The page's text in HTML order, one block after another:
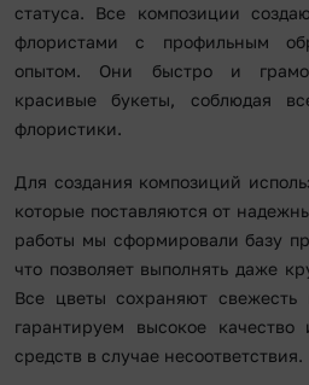
статуса. Все композиции
флористами с профильным
опытом. Они быстро и
красивые букеты, соблюдая
флористики.
Для создания композиций
которые поставляются от
работы мы сформировали базу
что позволяет выполнять даже
Все цветы сохраняют
гарантируем высокое качество
средств в случае несоответствия.